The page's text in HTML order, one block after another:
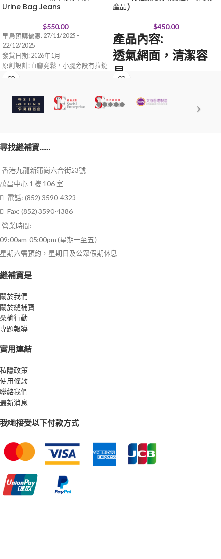
Urine Bag Jeans
$550.00
早鳥預購優惠: 27/11/2025 -
22/12/2025
發貨日期: 2026年1月
原創設計: 直腳寛鬆，小腿旁設有拉鏈
位，方便放尿，尿袋可隱藏褲內。
產地: 香港
材質: 牛仔布
尺寸:
腰圍28吋
院舍洗衣請預長度縮水2吋
適合對象: 建議此設計適合尿袋使用
者。
產品)
$450.00
產品內容:
透氣網面，清潔容
易
適合腳腫人士穿著
35碼，內長
尋找縫補寶……
香港九龍新蒲崗六合街23號
萬昌中心 1 樓 106 室
電話: (852) 3590-4323
Fax: (852) 3590-4386
營業時間:
09:00am-05:00pm (星期一至五）
星期六需預約，星期日及公眾假期休息
縫補寶是
關於我們
關於縫補寶
桑榆行動
専題報導
實用連結
私隱政策
使用條款
聯絡我們
最新消息
我哋接受以下付款方式